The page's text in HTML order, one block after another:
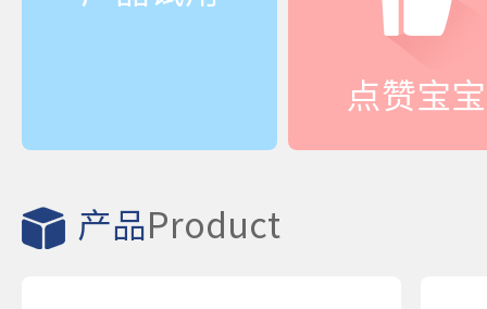
点赞宝宝
产品 Product